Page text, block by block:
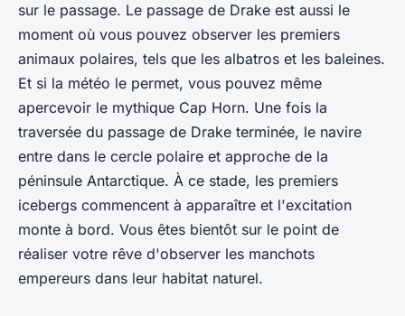
sur le passage. Le passage de Drake est aussi le
moment où vous pouvez observer les premiers
animaux polaires, tels que les albatros et les baleines.
Et si la météo le permet, vous pouvez même
apercevoir le mythique Cap Horn. Une fois la
traversée du passage de Drake terminée, le navire
entre dans le cercle polaire et approche de la
péninsule Antarctique. À ce stade, les premiers
icebergs commencent à apparaître et l'excitation
monte à bord. Vous êtes bientôt sur le point de
réaliser votre rêve d'observer les manchots
empereurs dans leur habitat naturel.